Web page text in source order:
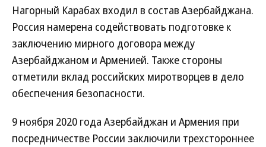
Нагорный Карабах входил в состав Азербайджана.
Россия намерена содействовать подготовке к
заключению мирного договора между
Азербайджаном и Арменией. Также стороны
отметили вклад российских миротворцев в дело
обеспечения безопасности.
9 ноября 2020 года Азербайджан и Армения при
посредничестве России заключили трехстороннее